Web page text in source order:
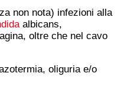
non nota) infezioni alla
albicans,
oltre che nel cavo
oliguria e/o